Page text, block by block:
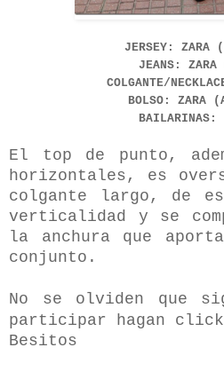
JERSEY: ZARA
JEANS: ZARA
COLGANTE/
BOLSO: ZARA
BAILARINAS:
El top de punto,
horizontales, es
colgante largo, de
verticalidad y se
la anchura que
conjunto.
No se olviden que
participar hagan click
Besitos